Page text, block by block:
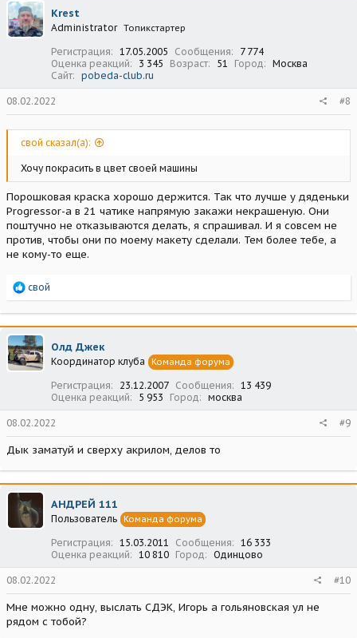
Krest
Administrator Топикстартер
Регистрация 17.05.2005 Сообщения
7 774
Оценка реакций
3 345 Возраст 51 Город
Москва
Сайт
pobeda-club.ru
08.02.2022 #8
свой сказал(а):
Хочу покрасить в цвет своей машины
Порошковая краска хорошо держится. Так что лучше у дяденьки
Progressor-а в 21 чатике напрямую закажи некрашеную. Они
поштучно не отказываются делать, я спрашивал. И я совсем не
против, чтобы они по моему макету сделали. Тем более тебе, а
не кому-то еще.
Р
а
к
ц
и
и
свой
Олд Джек
Координатор клуба Команда форума
Регистрация 23.12.2007 Сообщения
13 439
Оценка реакций
5 953 Город москва
08.02.2022 #9
Дык заматуй и сверху акрилом, делов то
АНДРЕЙ 111
Пользователь Команда форума
Регистрация 15.03.2011 Сообщения
16 333
Оценка реакций
10 810 Город Одинцово
08.02.2022 #10
Мне можно одну, выслать СДЭК, Игорь а гольяновская ул не
рядом с тобой?